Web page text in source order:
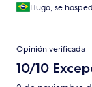
Hugo, se
Opinión verificada
10/10